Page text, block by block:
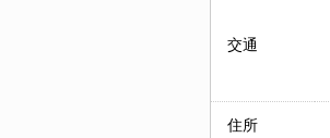
交通
住所